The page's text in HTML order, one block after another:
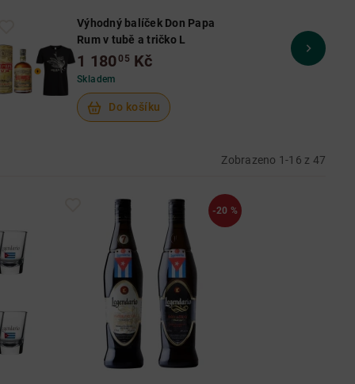
Výhodný balíček Don Papa
Rum v tubě a tričko L
1 18005 Kč
Skladem
Do košíku
Zobrazeno 1-16 z 47
-20 %